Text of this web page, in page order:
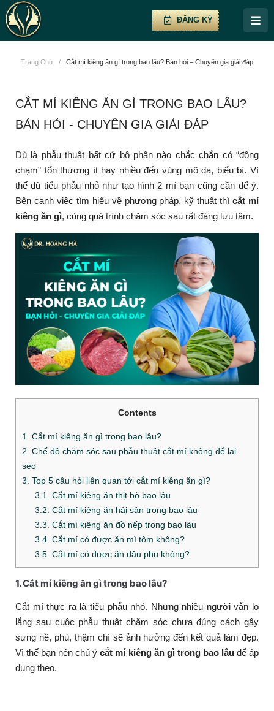
ĐĂNG KÝ
Trang Chủ / Cắt mí kiêng ăn gì trong bao lâu? Bản hỏi – Chuyên gia giải đáp
CẮT MÍ KIÊNG ĂN GÌ TRONG BAO LÂU?
BẢN HỎI - CHUYÊN GIA GIẢI ĐÁP
Dù là phẫu thuật bất cứ bộ phận nào chắc chắn có “động
chạm” tổn thương ít hay nhiều đến vùng mô da, biểu bì. Vì
thế dù tiểu phẫu nhỏ như tạo hình 2 mí bạn cũng cần để ý.
Bên cạnh việc tìm hiểu về phương pháp, kỹ thuật thìcắt mí
kiêng ăn gì, cùng quá trình chăm sóc sau rất đáng lưu tâm.
Contents
1. Cắt mí kiêng ăn gì trong bao lâu?
2. Chế độ chăm sóc sau phẫu thuật cắt mí không để lại
sẹo
3. Top 5 câu hỏi liên quan tới cắt mí kiêng ăn gì?
3.1. Cắt mí kiêng ăn thịt bò bao lâu
3.2. Cắt mí kiêng ăn hải sản trong bao lâu
3.3. Cắt mí kiêng ăn đồ nếp trong bao lâu
3.4. Cắt mí có được ăn mì tôm không?
3.5. Cắt mí có được ăn đậu phụ không?
1. Cắt mí kiêng ăn gì trong bao lâu?
Cắt mí thực ra là tiểu phẫu nhỏ. Nhưng nhiều người vẫn lo
lắng sau cuộc phẫu thuật chăm sóc chưa đúng cách gây
sưng nề, phù, thậm chí sẽ ảnh hưởng đến kết quả làm đẹp.
Vì thế bạn nên chú ýcắt mí kiêng ăn gì trong bao lâuđể áp
dụng theo.